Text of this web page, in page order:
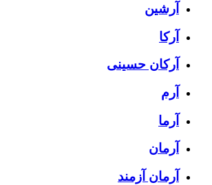
آرشین
آرکا
آرکان حسینی
آرم
آرما
آرمان
آرمان آزمند